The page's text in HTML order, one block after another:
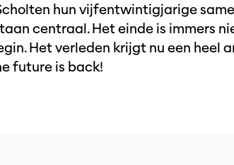
hun vijfentwintigjarige
centraal. Het einde is immers
Het verleden krijgt nu een heel
future is back!